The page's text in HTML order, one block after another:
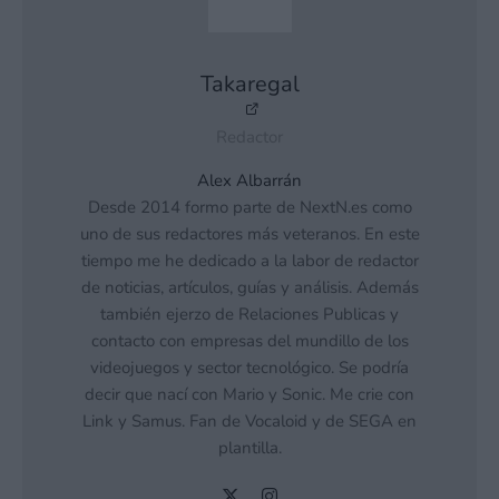
Takaregal
Alex Albarrán
Desde 2014 formo parte de NextN.es como
uno de sus redactores más veteranos. En este
tiempo me he dedicado a la labor de redactor
de noticias, artículos, guías y análisis. Además
también ejerzo de Relaciones Publicas y
contacto con empresas del mundillo de los
videojuegos y sector tecnológico. Se podría
decir que nací con Mario y Sonic. Me crie con
Link y Samus. Fan de Vocaloid y de SEGA en
plantilla.